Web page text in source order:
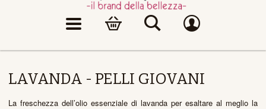
LAVANDA - PELLI GIOVANI
La freschezza dell’olio essenziale di lavanda per esaltare al meglio la